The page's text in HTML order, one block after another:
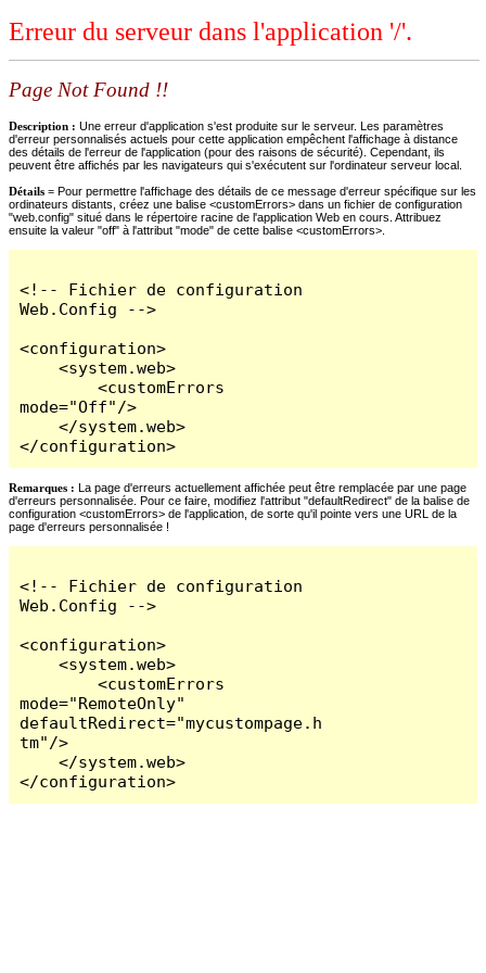
Erreur du serveur dans l'application '/'.
Page Not Found !!
Description : Une erreur d'application s'est produite sur le serveur. Les paramètres
d'erreur personnalisés actuels pour cette application empêchent l'affichage à distance
des détails de l'erreur de l'application (pour des raisons de sécurité). Cependant, ils
peuvent être affichés par les navigateurs qui s'exécutent sur l'ordinateur serveur local.
Détails = Pour permettre l'affichage des détails de ce message d'erreur spécifique sur les
ordinateurs distants, créez une balise <customErrors> dans un fichier de configuration
"web.config" situé dans le répertoire racine de l'application Web en cours. Attribuez
ensuite la valeur "off" à l'attribut "mode" de cette balise <customErrors>.
<!-- Fichier de configuration
Web.Config -->
<configuration>
    <system.web>
        <customErrors
mode="Off"/>
    </system.web>
</configuration>
Remarques : La page d'erreurs actuellement affichée peut être remplacée par une page
d'erreurs personnalisée. Pour ce faire, modifiez l'attribut "defaultRedirect" de la balise de
configuration <customErrors> de l'application, de sorte qu'il pointe vers une URL de la
page d'erreurs personnalisée !
<!-- Fichier de configuration
Web.Config -->
<configuration>
    <system.web>
        <customErrors
mode="RemoteOnly"
defaultRedirect="mycustompage.h
tm"/>
    </system.web>
</configuration>